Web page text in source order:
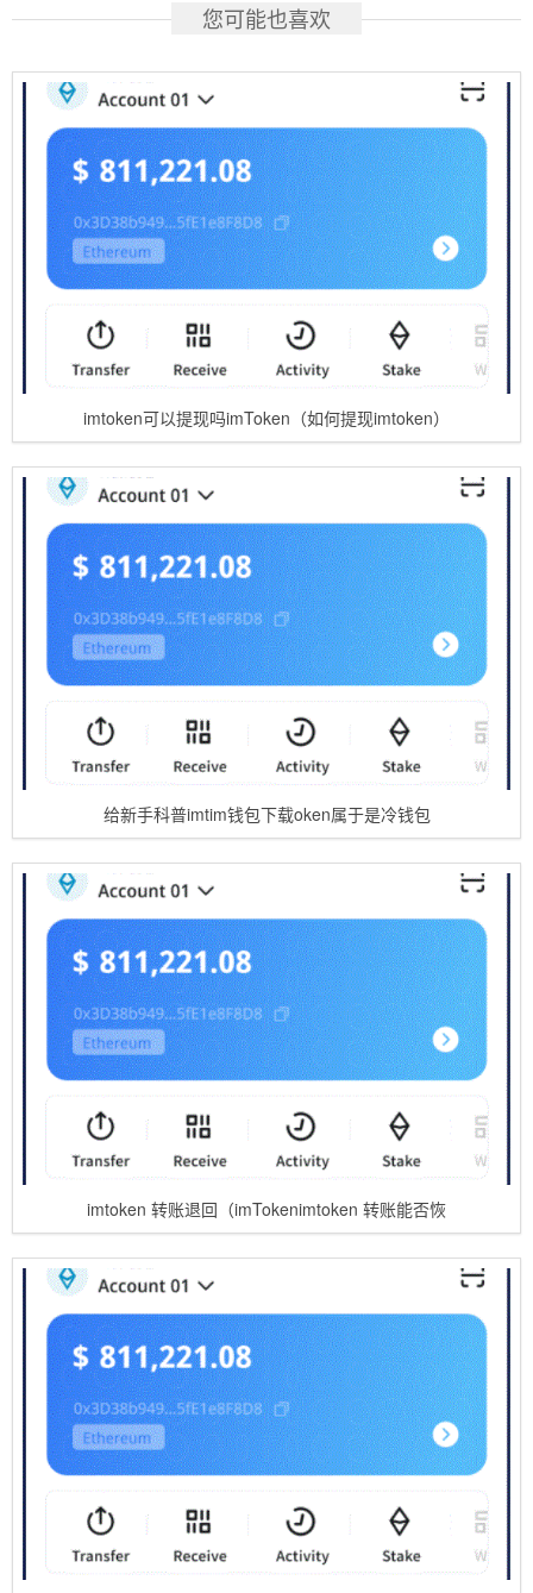
您可能也喜欢
imtoken可以提现吗imToken（如何提现imtoken）
给新手科普imtim钱包下载oken属于是冷钱包
imtoken 转账退回（imTokenimtoken 转账能否恢